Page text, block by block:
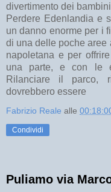
divertimento dei
Perdere Edenlandia e
un danno enorme per i
di una delle poche aree
napoletana e per
una parte, e con le
Rilanciare il parco,
dovrebbero essere
Fabrizio Reale alle
Condividi
Puliamo via